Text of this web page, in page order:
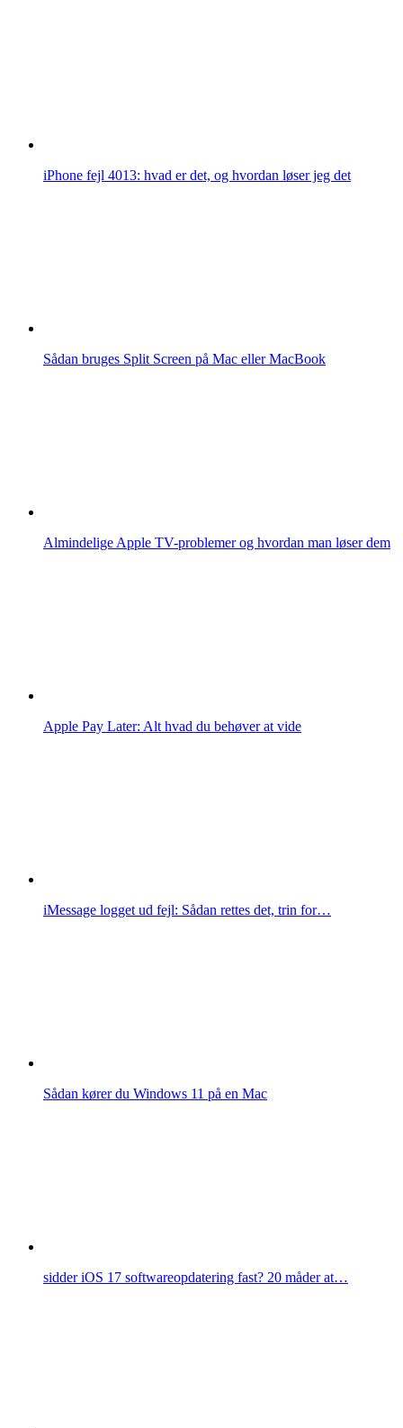
iPhone fejl 4013: hvad er det, og hvordan løser jeg det
Sådan bruges Split Screen på Mac eller MacBook
Almindelige Apple TV-problemer og hvordan man løser dem
Apple Pay Later: Alt hvad du behøver at vide
iMessage logget ud fejl: Sådan rettes det, trin for…
Sådan kører du Windows 11 på en Mac
sidder iOS 17 softwareopdatering fast? 20 måder at…